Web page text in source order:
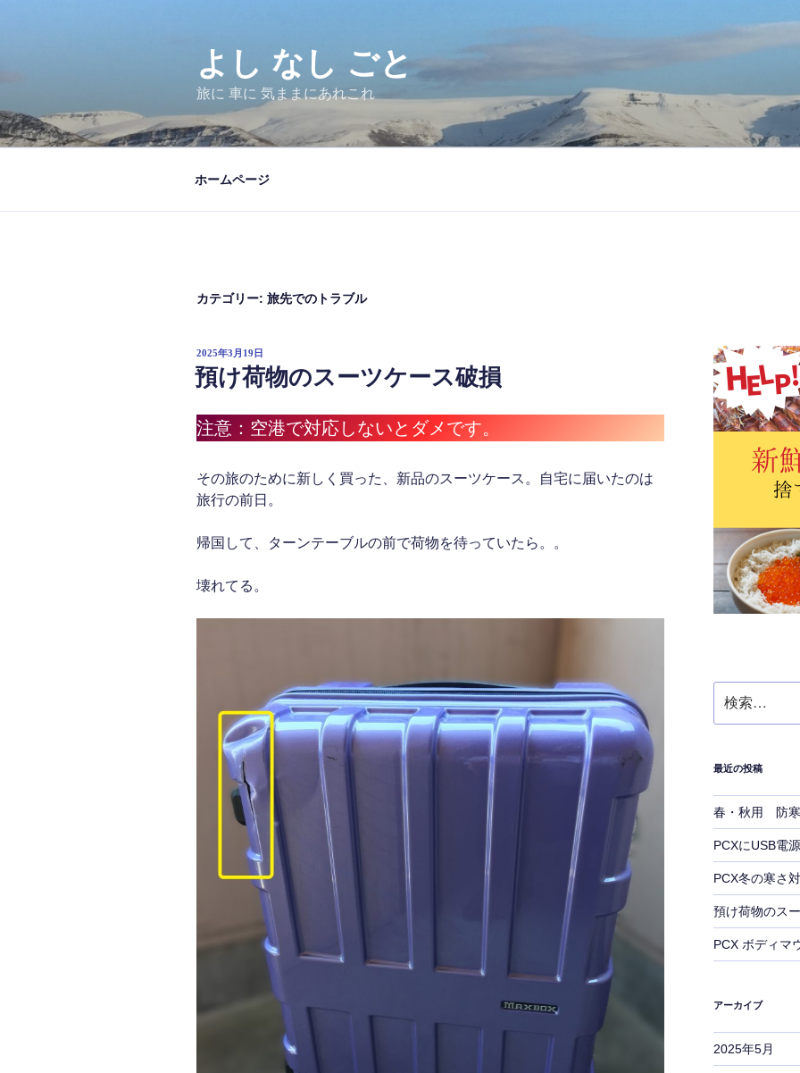
へ
ス
よし なし ごと
旅に 車に 気ままにあれこれ
ホームページ
カテゴリー: 旅先でのトラブル
投
稿
日:
2025年3月19日
預け荷物のスーツケース破損
注意：空港で対応しないとダメです。
その旅のために新しく買った、新品のスーツケース。自宅に届いたのは
旅行の前日。
帰国して、ターンテーブルの前で荷物を待っていたら。。
壊れてる。
索:
最近の投稿
春・秋用 防寒
PCXにUSB電
PCX冬の寒さ
預け荷物のス
PCX ボディマ
アーカイブ
2025年5月